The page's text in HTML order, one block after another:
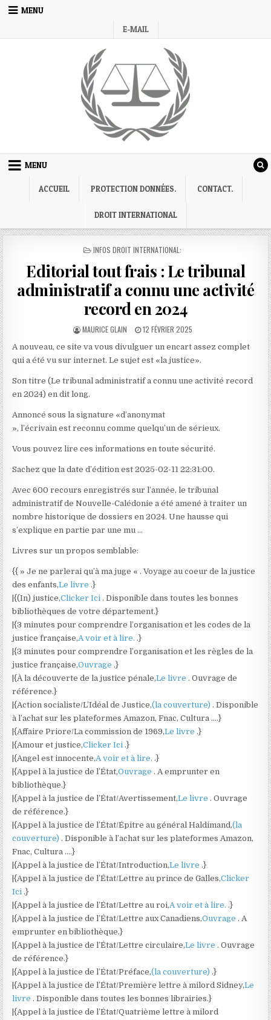
Skip
MENU
E-MAIL
MENU
ACCUEIL PROTECTION DONNÉES. CONTACT.
DROIT INTERNATIONAL
POSTED
INFOS DROIT INTERNATIONAL:
Editorial tout frais : Le tribunal
administratif a connu une activité
record en 2024
AUTHOR:
MAURICE GLAIN
PUBLISHED
12 FÉVRIER 2025
A nouveau, ce site va vous divulguer un encart assez complet
qui a été vu sur internet. Le sujet est «la justice».
Son titre (Le tribunal administratif a connu une activité record
en 2024) en dit long.
Annoncé sous la signature «d’anonymat
», l’écrivain est reconnu comme quelqu’un de sérieux.
Vous pouvez lire ces informations en toute sécurité.
Sachez que la date d’édition est 2025-02-11 22:31:00.
Avec 600 recours enregistrés sur l’année, le tribunal
administratif de Nouvelle-Calédonie a été amené à traiter un
nombre historique de dossiers en 2024. Une hausse qui
s’explique en partie par une mu …
Livres sur un propos semblable:
{{ » Je ne parlerai qu’à ma juge « . Voyage au coeur de la justice
des enfants,Le livre.}
|{(In) justice,Clicker Ici. Disponible dans toutes les bonnes
bibliothèques de votre département.}
|{3 minutes pour comprendre l’organisation et les codes de la
justice française,A voir et à lire..}
|{3 minutes pour comprendre l’organisation et les règles de la
justice française,Ouvrage.}
|{À la découverte de la justice pénale,Le livre. Ouvrage de
référence.}
|{Action socialiste/L’Idéal de Justice,(la couverture). Disponible
à l’achat sur les plateformes Amazon, Fnac, Cultura ….}
|{Affaire Priore/La commission de 1969,Le livre.}
|{Amour et justice,Clicker Ici.}
|{Angel est innocente,A voir et à lire..}
|{Appel à la justice de l’État,Ouvrage. A emprunter en
bibliothèque.}
|{Appel à la justice de l’État/Avertissement,Le livre. Ouvrage
de référence.}
|{Appel à la justice de l’État/Épitre au général Haldimand,(la
couverture). Disponible à l’achat sur les plateformes Amazon,
Fnac, Cultura ….}
|{Appel à la justice de l’État/Introduction,Le livre.}
|{Appel à la justice de l’État/Lettre au prince de Galles,Clicker
Ici.}
|{Appel à la justice de l’État/Lettre au roi,A voir et à lire..}
|{Appel à la justice de l’État/Lettre aux Canadiens,Ouvrage. A
emprunter en bibliothèque.}
|{Appel à la justice de l’État/Lettre circulaire,Le livre. Ouvrage
de référence.}
|{Appel à la justice de l’État/Préface,(la couverture).}
|{Appel à la justice de l’État/Première lettre à milord Sidney,Le
livre. Disponible dans toutes les bonnes librairies.}
|{Appel à la justice de l’État/Quatrième lettre à milord